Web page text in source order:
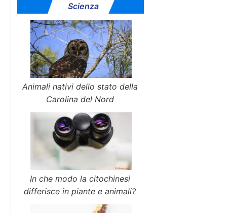
Scienza
Animali nativi dello stato della
Carolina del Nord
In che modo la citochinesi
differisce in piante e animali?